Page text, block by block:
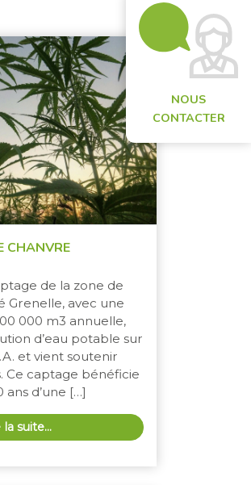
NOUS
CONTACTER
CHANVRE
de la zone de
Grenelle, avec une
000 m3 annuelle,
d’eau potable sur
et vient soutenir
Ce captage bénéficie
ans d’une […]
la suite…